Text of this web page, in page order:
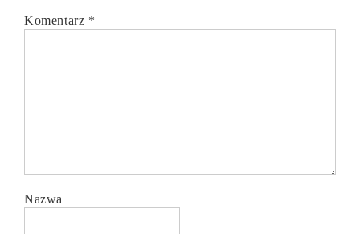
Komentarz *
Nazwa